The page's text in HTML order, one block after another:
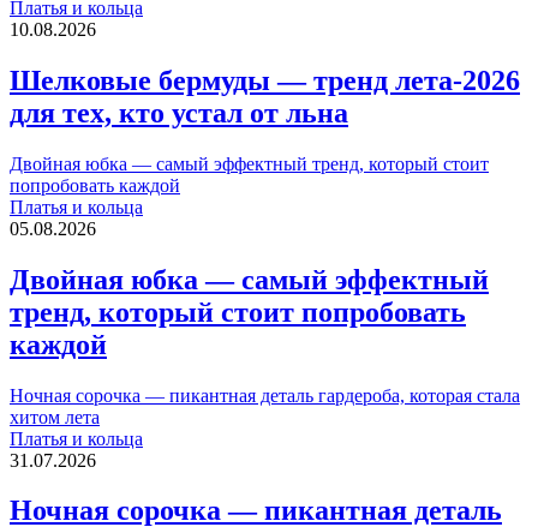
Платья и кольца
10.08.2026
Шелковые бермуды — тренд лета-2026
для тех, кто устал от льна
Двойная юбка — самый эффектный тренд, который стоит
попробовать каждой
Платья и кольца
05.08.2026
Двойная юбка — самый эффектный
тренд, который стоит попробовать
каждой
Ночная сорочка — пикантная деталь гардероба, которая стала
хитом лета
Платья и кольца
31.07.2026
Ночная сорочка — пикантная деталь